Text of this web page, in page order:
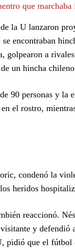
que
la U lanzaron
encontraban
golpearon a
un hincha
90 personas y la
el rostro,
condenó la
heridos
reaccionó.
y
pidió que el fútbol